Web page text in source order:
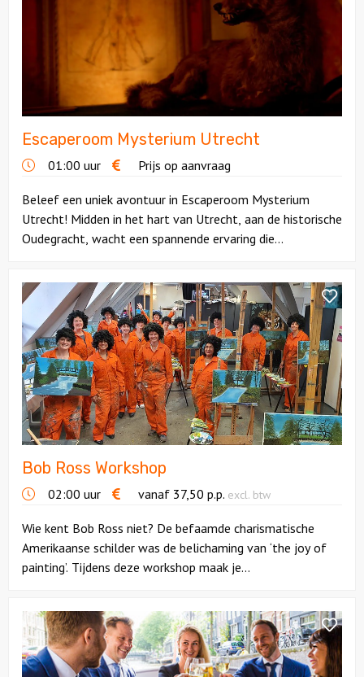
Culinaire workshops
Actieve workshops
Ludieke workshops
Muzikale workshops
Teamtrainingen
Rondleidingen
Wandelingen
Fietstochten
Segwaytours
Solextours
Feesten
Dinnershows
Escaperoom Mysterium Utrecht
01:00 uur Prijs op aanvraag
Beleef een uniek avontuur in Escaperoom Mysterium
Utrecht! Midden in het hart van Utrecht, aan de historische
Oudegracht, wacht een spannende ervaring die...
Bekijk
Bob
Ross
Workshop
Bob Ross Workshop
02:00 uur vanaf 37,50 p.p. excl. btw
Wie kent Bob Ross niet? De befaamde charismatische
Amerikaanse schilder was de belichaming van ‘the joy of
painting’. Tijdens deze workshop maak je...
Bekijk
Borrelboot